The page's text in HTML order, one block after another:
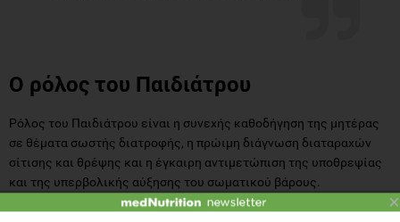
Ο ρόλος του Παιδιάτρου
Ρόλος του Παιδιάτρου είναι η συνεχής καθοδήγηση της μητέρας
σε θέματα σωστής διατροφής, η πρώιμη διάγνωση διαταραχών
σίτισης και θρέψης και η έγκαιρη αντιμετώπιση της υποθρεψίας
και της υπερβολικής αύξησης του σωματικού βάρους.
×